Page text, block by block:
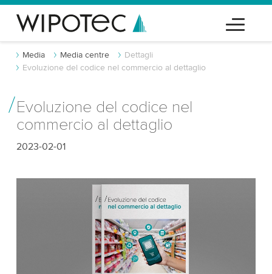
Media Media centre
Dettagli
Evoluzione del codice nel commercio al dettaglio
Evoluzione del codice nel
commercio al dettaglio
2023-02-01